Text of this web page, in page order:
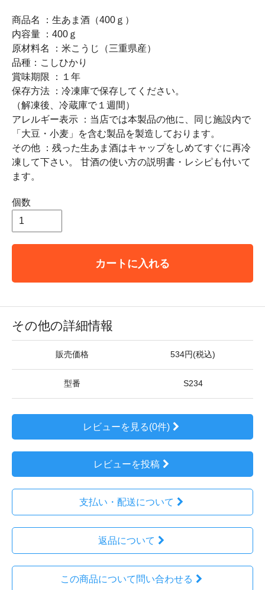
商品名 ：生あま酒（400ｇ）
内容量 ：400ｇ
原材料名 ：米こうじ（三重県産）
品種：こしひかり
賞味期限 ：１年
保存方法 ：冷凍庫で保存してください。
（解凍後、冷蔵庫で１週間）
アレルギー表示 ：当店では本製品の他に、同じ施設内で
「大豆・小麦」を含む製品を製造しております。
その他 ：残った生あま酒はキャップをしめてすぐに再冷
凍して下さい。 甘酒の使い方の説明書・レシピも付いて
ます。
個数
カートに入れる
その他の詳細情報
販売価格 534円(税込)
型番 S234
レビューを見る(0件)
レビューを投稿
支払い・配送について
返品について
この商品について問い合わせる